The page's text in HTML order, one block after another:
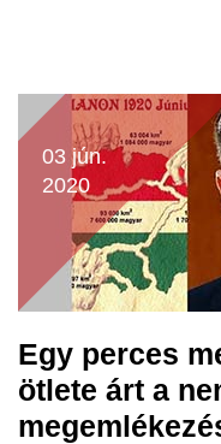
03 jún.
2020
Egy perces
ötlete árt a